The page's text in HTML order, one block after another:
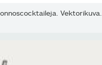
Vektorikuva.